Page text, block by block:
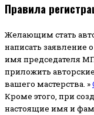
Правила
Желающим стать
написать заявление
имя председателя
приложить
вашего мастерства. »
Кроме этого, при
настоящие имя и